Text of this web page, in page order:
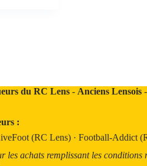
du RC Lens- Anciens Lensois-
:
(RC Lens) · Football-Addict
achats remplissant les conditions